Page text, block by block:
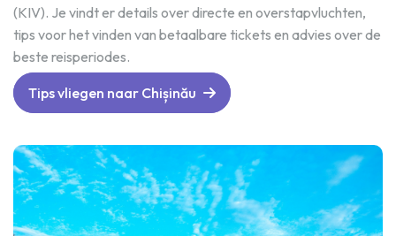
(KIV). Je vindt er details over directe en overstapvluchten,
tips voor het vinden van betaalbare tickets en advies over de
beste reisperiodes.
Tips vliegen naar Chișinău